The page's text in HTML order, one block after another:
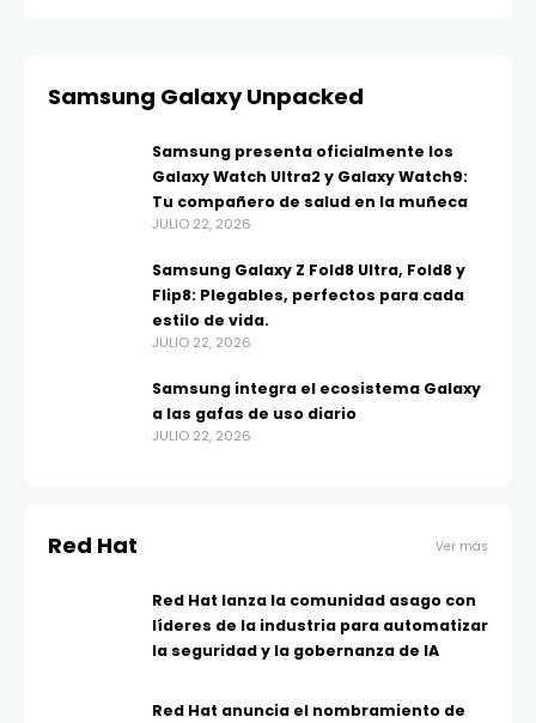
Samsung Galaxy Unpacked
Samsung presenta oficialmente los
Galaxy Watch Ultra2 y Galaxy Watch9:
Tu compañero de salud en la muñeca
JULIO 22, 2026
Samsung Galaxy Z Fold8 Ultra, Fold8 y
Flip8: Plegables, perfectos para cada
estilo de vida.
JULIO 22, 2026
Samsung integra el ecosistema Galaxy
a las gafas de uso diario
JULIO 22, 2026
Red Hat Ver más
Red Hat lanza la comunidad asago con
líderes de la industria para automatizar
la seguridad y la gobernanza de IA
Red Hat anuncia el nombramiento de